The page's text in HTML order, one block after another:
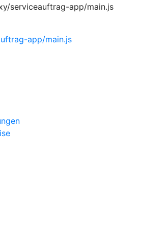
serviceauftrag-app/main.js
app/main.js